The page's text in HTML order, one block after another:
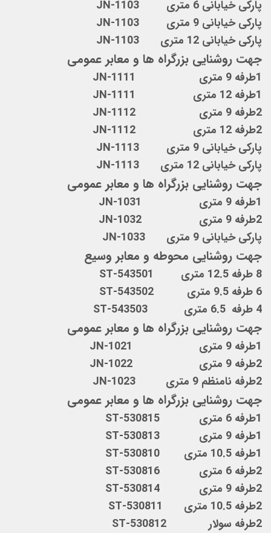
پارکی خیابانی 6 متری JN-1103
پارکی خیابانی 9 متری JN-1103
پارکی خیابانی 12 متری JN-1103
جهت روشنایی بزرگراه ها و معابر عمومی
1طرفه 9 متری JN-1111
1طرفه 12 متری JN-1111
2طرفه 9 متری JN-1112
2طرفه 12 متری JN-1112
پارکی خیابانی 9 متری JN-1113
پارکی خیابانی 12 متری JN-1113
جهت روشنایی بزرگراه ها و معابر عمومی
1طرفه 9 متری JN-1031
2طرفه 9 متری JN-1032
پارکی خیابانی 9 متری JN-1033
جهت روشنایی محوطه و معابر وسیع
8 طرفه 12.5 متری ST-543501
6 طرفه 9.5 متری ST-543502
4 طرفه 6.5 متری ST-543503
جهت روشنایی بزرگراه ها و معابر عمومی
1طرفه 9 متری JN-1021
2طرفه 9 متری JN-1022
2طرفه نامنظم 9 متری JN-1023
جهت روشنایی بزرگراه ها و معابر عمومی
1طرفه 6 متری ST-530815
1طرفه 9 متری ST-530813
1طرفه 10.5 متری ST-530810
2طرفه 6 متری ST-530816
2طرفه 9 متری ST-530814
2طرفه 10.5 متری ST-530811
2طرفه سولار ST-530812